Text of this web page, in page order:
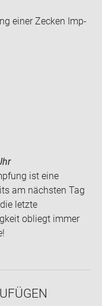
einer Ze­cken Imp­
ist eine
am nächsten Tag
letzte
obliegt immer